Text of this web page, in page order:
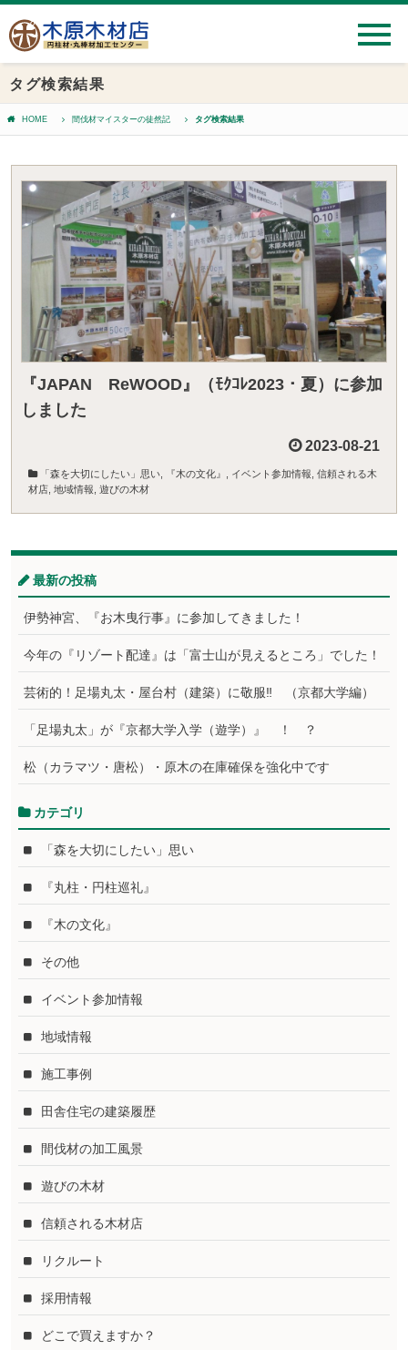
タグ検索結果
HOME 間伐材マイスターの徒然記 タグ検索結果
『JAPAN ReWOOD』（ﾓｸｺﾚ2023・夏）に参加
しました
2023-08-21
「森を大切にしたい」思い 『木の文化』 イベント参加情報 信頼される木
材店 地域情報 遊びの木材
最新の投稿
伊勢神宮、『お木曳行事』に参加してきました！
今年の『リゾート配達』は「富士山が見えるところ」でした！
芸術的！足場丸太・屋台村（建築）に敬服‼ （京都大学編）
「足場丸太」が『京都大学入学（遊学）』 ！ ？
松（カラマツ・唐松）・原木の在庫確保を強化中です
カテゴリ
「森を大切にしたい」思い
『丸柱・円柱巡礼』
『木の文化』
その他
イベント参加情報
地域情報
施工事例
田舎住宅の建築履歴
間伐材の加工風景
遊びの木材
信頼される木材店
リクルート
採用情報
どこで買えますか？